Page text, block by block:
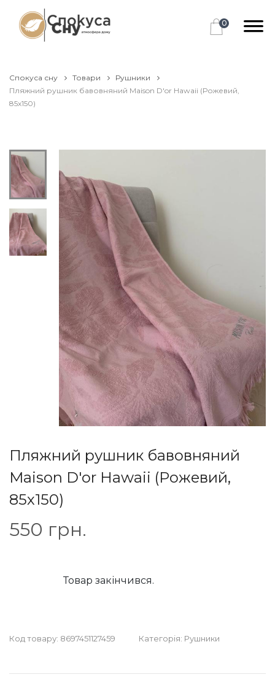
0
Спокуса сну Товари
Рушники
Пляжний рушник бавовняний Maison D'or Hawaii (Рожевий,
85х150)
Пляжний рушник бавовняний
Maison D'or Hawaii (Рожевий,
85х150)
550 грн.
Товар закінчився.
Код товару: 8697451127459 Категорія: Рушники